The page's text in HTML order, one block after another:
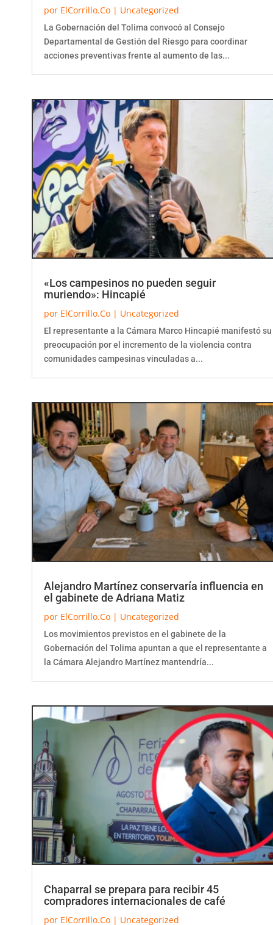
por ElCorrillo.Co | Uncategorized
La Gobernación del Tolima convocó al Consejo
Departamental de Gestión del Riesgo para coordinar
acciones preventivas frente al aumento de las...
«Los campesinos no pueden seguir
muriendo»: Hincapié
por ElCorrillo.Co | Uncategorized
El representante a la Cámara Marco Hincapié manifestó su
preocupación por el incremento de la violencia contra
comunidades campesinas vinculadas a...
Alejandro Martínez conservaría influencia en
el gabinete de Adriana Matiz
por ElCorrillo.Co | Uncategorized
Los movimientos previstos en el gabinete de la
Gobernación del Tolima apuntan a que el representante a
la Cámara Alejandro Martínez mantendría...
Chaparral se prepara para recibir 45
compradores internacionales de café
por ElCorrillo.Co | Uncategorized